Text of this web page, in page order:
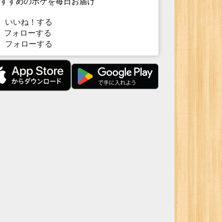
いいね！する
ォローする
フォローする